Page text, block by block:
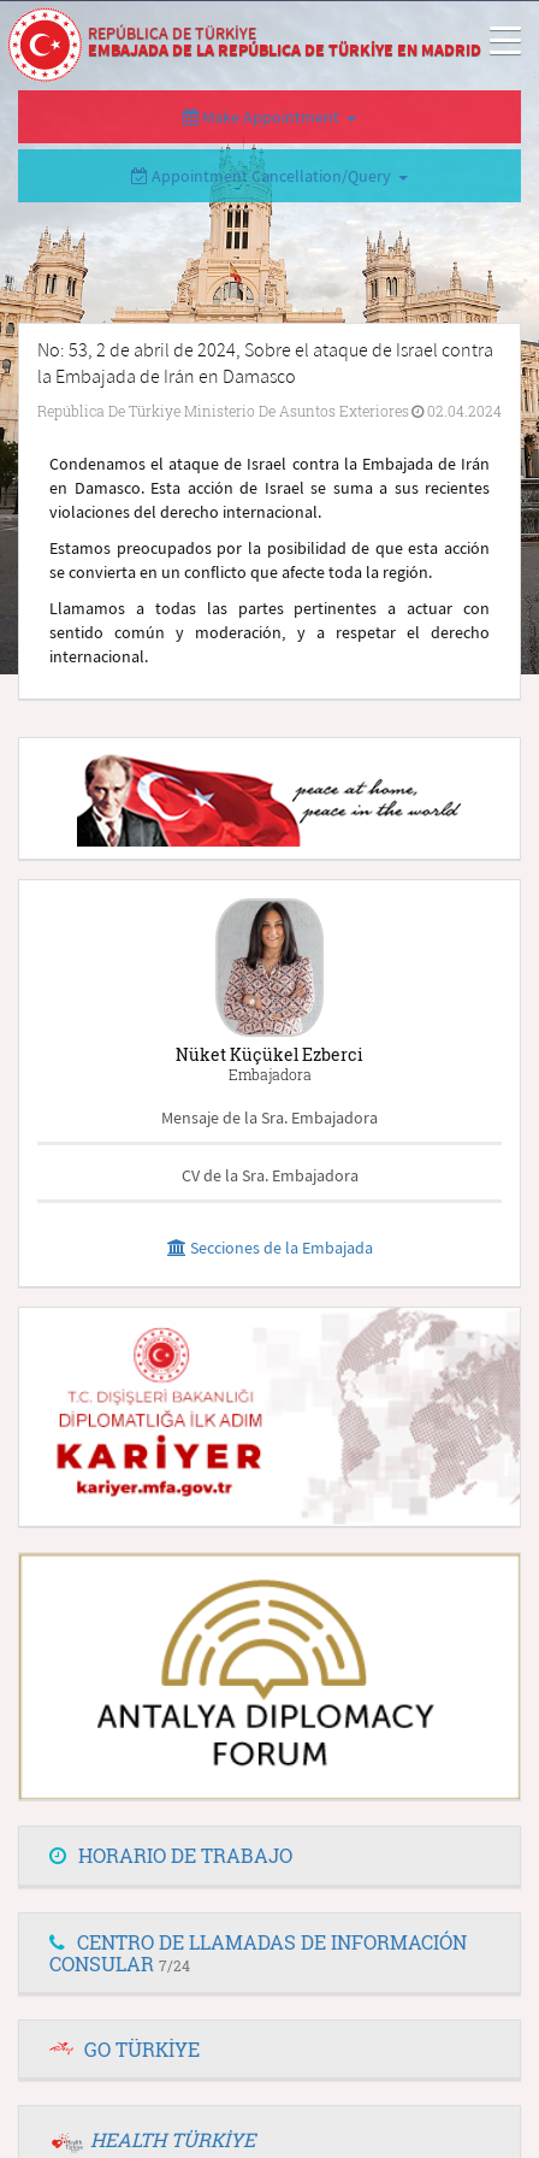
REPÚBLICA DE TÜRKİYE
EMBAJADA DE LA REPÚBLICA DE TÜRKİYE EN MADRID
Make Appointment
Appointment Cancellation/Query
No: 53, 2 de abril de 2024, Sobre el ataque de Israel contra
la Embajada de Irán en Damasco
República De Türkiye Ministerio De Asuntos Exteriores 02.04.2024
Condenamos el ataque de Israel contra la Embajada de Irán
en Damasco. Esta acción de Israel se suma a sus recientes
violaciones del derecho internacional.
Estamos preocupados por la posibilidad de que esta acción
se convierta en un conflicto que afecte toda la región.
Llamamos a todas las partes pertinentes a actuar con
sentido común y moderación, y a respetar el derecho
internacional.
Nüket Küçükel Ezberci
Embajadora
Mensaje de la Sra. Embajadora
CV de la Sra. Embajadora
Secciones de la Embajada
HORARIO DE TRABAJO
CENTRO DE LLAMADAS DE INFORMACIÓN
CONSULAR 7/24
GO TÜRKİYE
HEALTH TÜRKİYE